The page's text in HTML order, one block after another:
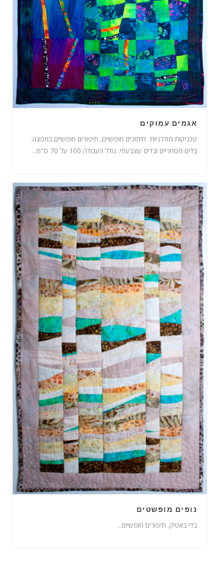
אגמים עמוקים
טכניקות מודרניות חיתוכים חופשיים, תיפורים חופשיים במכונה.
בדים מסחריים ובדים שצבעתי. גודל העבודה 100 על 70 ס"מ...
נופים מופשטים
בדי באטיק. תיפורים חופשיים...